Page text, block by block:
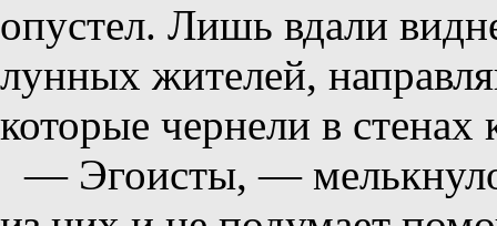
опустел. Лишь вдали
лунных жителей,
которые чернели в стенах
— Эгоисты, —